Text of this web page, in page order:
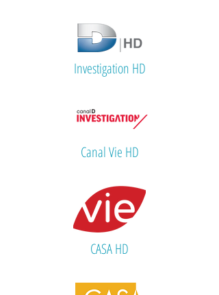
Investigation HD
Canal Vie HD
CASA HD